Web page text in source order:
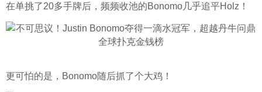
在单挑了20多手牌后，频频收池的Bonomo几乎追平Holz！
更可怕的是，Bonomo随后抓了个大鸡！